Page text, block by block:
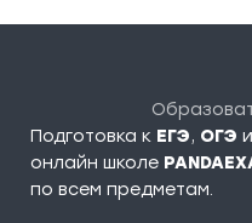
Подготовка к ЕГЭ, ОГЭ и
онлайн школе
по всем предметам.